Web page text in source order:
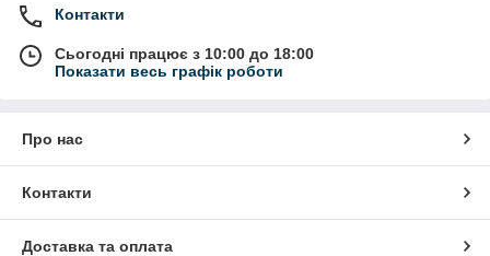
Контакти
Сьогодні працює з 10:00 до 18:00
Показати весь графік роботи
Про нас
Контакти
Доставка та оплата